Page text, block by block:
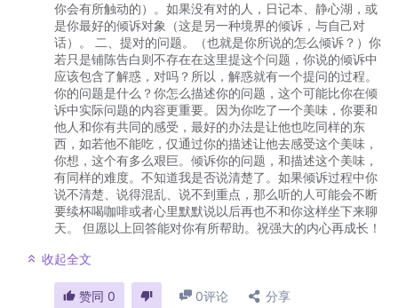
你会有所触动的）。如果没有对的人，日记本、静心湖，或
是你最好的倾诉对象（这是另一种境界的倾诉，与自己对
话）。 二、提对的问题。（也就是你所说的怎么倾诉？）你
若只是铺陈告白则不存在在这里提这个问题，你说的倾诉中
应该包含了解惑，对吗？所以，解惑就有一个提问的过程。
你的问题是什么？你怎么描述你的问题，这个可能比你在倾
诉中实际问题的内容更重要。因为你吃了一个美味，你要和
他人和你有共同的感受，最好的办法是让他也吃同样的东
西，如若他不能吃，仅通过你的描述让他去感受这个美味，
你想，这个有多么艰巨。倾诉你的问题，和描述这个美味，
有同样的难度。不知道我是否说清楚了。如果倾诉过程中你
说不清楚、说得混乱、说不到重点，那么听的人可能会不断
要续杯喝咖啡或者心里默默说以后再也不和你这样坐下来聊
天。 但愿以上回答能对你有所帮助。祝强大的内心再成长！
收起全文
赞同 0 0评论 分享